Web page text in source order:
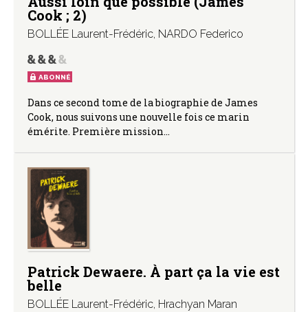
Cook ; 2)
BOLLÉE Laurent-Frédéric, NARDO Federico
ABONNÉ
Dans ce second tome de la biographie de James
Cook, nous suivons une nouvelle fois ce marin
émérite. Première mission…
Patrick Dewaere. À part ça la vie est
belle
BOLLÉE Laurent-Frédéric, Hrachyan Maran